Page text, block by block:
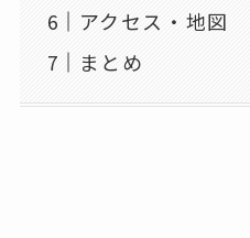
アクセス・地図
まとめ